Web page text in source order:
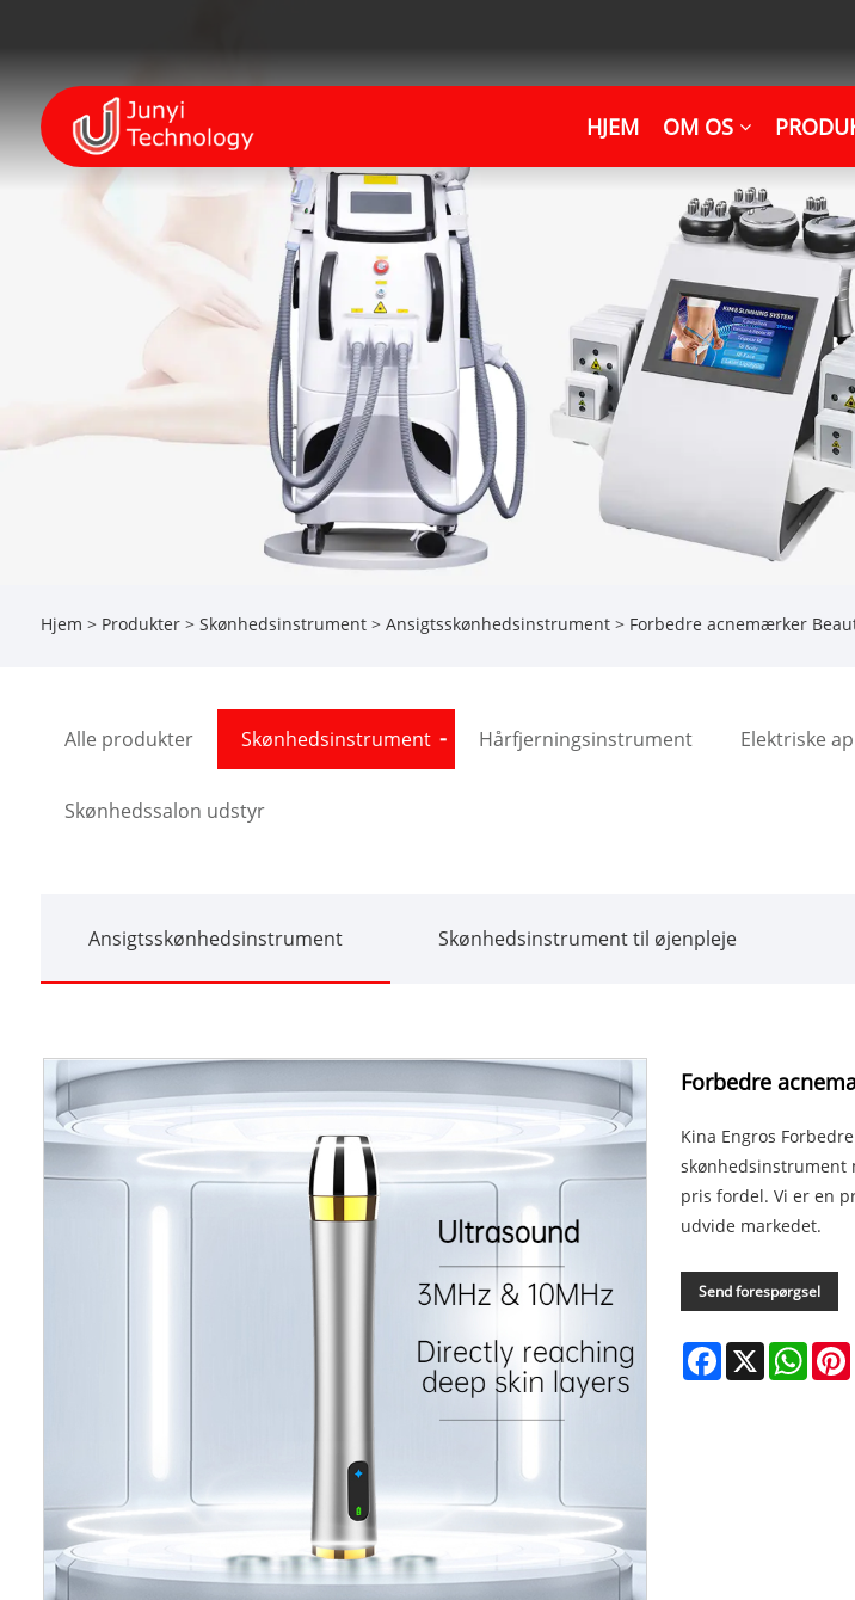
HJEM OM OS
Hjem > Produkter> Skønhedsinstrument> Ansigtsskønhedsinstrument> Forbedre acnemærker
Alle produkter Skønhedsinstrument Hårfjerningsinstrument Elektriske
Skønhedssalon udstyr
Ansigtsskønhedsinstrument Skønhedsinstrument til øjenpleje
Forbedre
Kina Engros
skønhedsinstrument
pris fordel. Vi er en
udvide markedet.
Send forespørgsel
Facebook
X